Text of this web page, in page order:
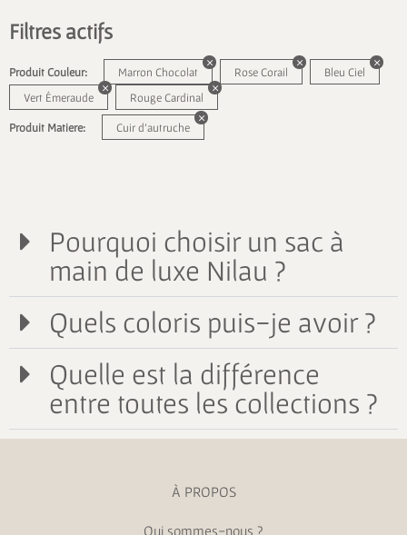
Filtres actifs
Produit Couleur: Marron Chocolat Rose Corail
Bleu Ciel
Vert Émeraude
Rouge Cardinal
Produit Matiere: Cuir d'autruche
Pourquoi choisir un sac à
main de luxe Nilau ?
Quels coloris puis-je avoir ?
Quelle est la différence
entre toutes les collections ?
À PROPOS
Qui sommes-nous ?